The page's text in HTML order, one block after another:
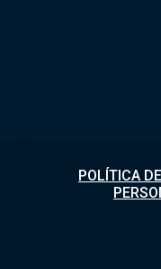
POLÍTICA